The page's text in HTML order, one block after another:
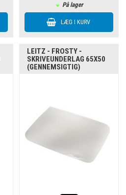
På lager
LEITZ - FROSTY -
SKRIVEUNDERLAG 65X50
(GENNEMSIGTIG)